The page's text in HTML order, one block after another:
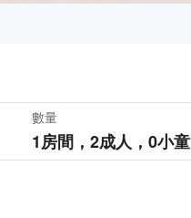
數量
1房間， 2成人， 0小童